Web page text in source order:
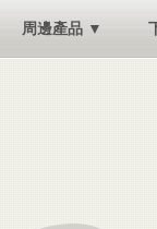
周邊產品 ▼